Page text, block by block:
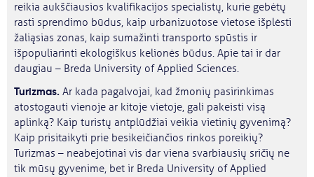
reikia aukščiausios kvalifikacijos specialistų, kurie gebėtų
rasti sprendimo būdus, kaip urbanizuotose vietose išplėsti
žaliąsias zonas, kaip sumažinti transporto spūstis ir
išpopuliarinti ekologiškus kelionės būdus. Apie tai ir dar
daugiau – Breda University of Applied Sciences.
Turizmas. Ar kada pagalvojai, kad žmonių pasirinkimas
atostogauti vienoje ar kitoje vietoje, gali pakeisti visą
aplinką? Kaip turistų antplūdžiai veikia vietinių gyvenimą?
Kaip prisitaikyti prie besikeičiančios rinkos poreikių?
Turizmas – neabejotinai vis dar viena svarbiausių sričių ne
tik mūsų gyvenime, bet ir Breda University of Applied